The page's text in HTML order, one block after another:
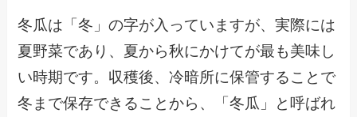
冬瓜は「冬」の字が入っていますが、実際には
夏野菜であり、夏から秋にかけてが最も美味し
い時期です。収穫後、冷暗所に保管することで
冬まで保存できることから、「冬瓜」と呼ばれ